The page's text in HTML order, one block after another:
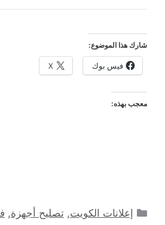
شارك هذا الموضوع:
فيس بوك X
معجب بهذه:
التصنيفات
إعلانات الكويت,تصليح أجهزة,